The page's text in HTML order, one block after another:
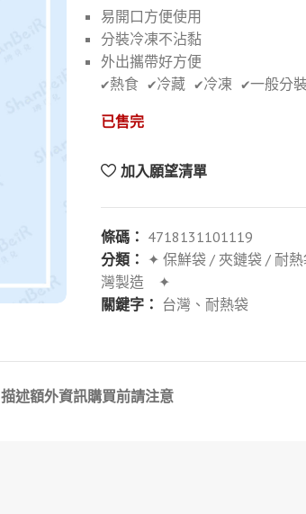
易開口方便使用
分裝冷凍不沾黏
外出攜帶好方便
✔️熱食 ✔️冷藏 ✔️冷凍 ✔️一般分
已售完
加入願望清單
條碼： 4718131101119
分類： ✦ 保鮮袋 / 夾鏈袋 / 耐熱
灣製造 ✦
關鍵字： 台灣、耐熱袋
描述額外資訊購買前請注意